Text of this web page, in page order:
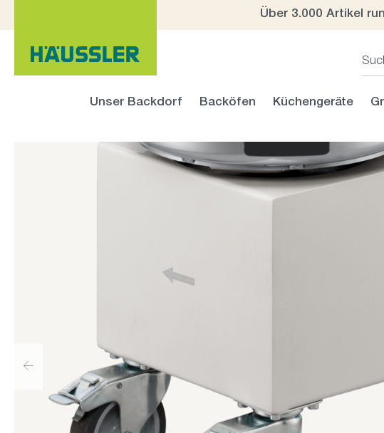
Über 3.000 Artikel
Unser Backdorf Backöfen Küchengeräte
Bildergalerie überspringen